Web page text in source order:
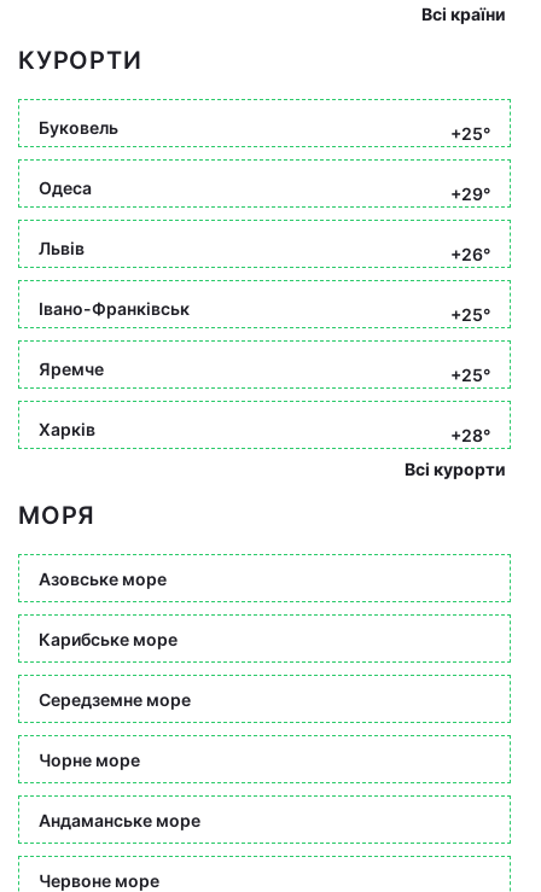
Всі країни
КУРОРТИ
Буковель +25°
Одеса +29°
Львів +26°
Івано-Франківськ +25°
Яремче +25°
Харків
+28°
Всі курорти
МОРЯ
Азовське море
Карибське море
Середземне море
Чорне море
Андаманське море
Червоне море